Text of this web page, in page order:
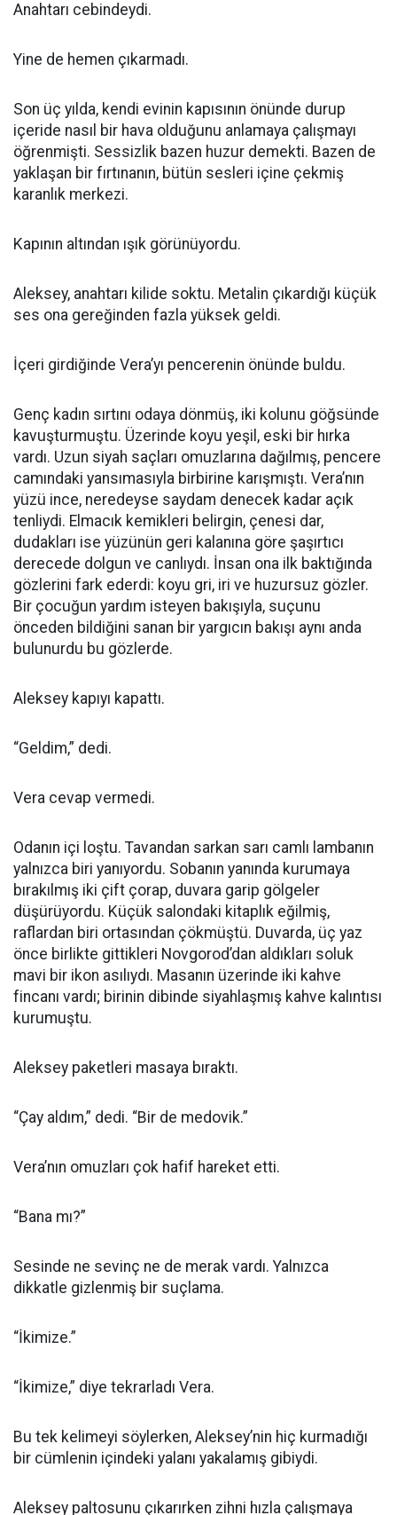
Anahtarı cebindeydi.
Yine de hemen çıkarmadı.
Son üç yılda, kendi evinin kapısının önünde durup
içeride nasıl bir hava olduğunu anlamaya çalışmayı
öğrenmişti. Sessizlik bazen huzur demekti. Bazen de
yaklaşan bir fırtınanın, bütün sesleri içine çekmiş
karanlık merkezi.
Kapının altından ışık görünüyordu.
Aleksey, anahtarı kilide soktu. Metalin çıkardığı küçük
ses ona gereğinden fazla yüksek geldi.
İçeri girdiğinde Vera’yı pencerenin önünde buldu.
Genç kadın sırtını odaya dönmüş, iki kolunu göğsünde
kavuşturmuştu. Üzerinde koyu yeşil, eski bir hırka
vardı. Uzun siyah saçları omuzlarına dağılmış, pencere
camındaki yansımasıyla birbirine karışmıştı. Vera’nın
yüzü ince, neredeyse saydam denecek kadar açık
tenliydi. Elmacık kemikleri belirgin, çenesi dar,
dudakları ise yüzünün geri kalanına göre şaşırtıcı
derecede dolgun ve canlıydı. İnsan ona ilk baktığında
gözlerini fark ederdi: koyu gri, iri ve huzursuz gözler.
Bir çocuğun yardım isteyen bakışıyla, suçunu
önceden bildiğini sanan bir yargıcın bakışı aynı anda
bulunurdu bu gözlerde.
Aleksey kapıyı kapattı.
“Geldim,” dedi.
Vera cevap vermedi.
Odanın içi loştu. Tavandan sarkan sarı camlı lambanın
yalnızca biri yanıyordu. Sobanın yanında kurumaya
bırakılmış iki çift çorap, duvara garip gölgeler
düşürüyordu. Küçük salondaki kitaplık eğilmiş,
raflardan biri ortasından çökmüştü. Duvarda, üç yaz
önce birlikte gittikleri Novgorod’dan aldıkları soluk
mavi bir ikon asılıydı. Masanın üzerinde iki kahve
fincanı vardı; birinin dibinde siyahlaşmış kahve kalıntısı
kurumuştu.
Aleksey paketleri masaya bıraktı.
“Çay aldım,” dedi. “Bir de medovik.”
Vera’nın omuzları çok hafif hareket etti.
“Bana mı?”
Sesinde ne sevinç ne de merak vardı. Yalnızca
dikkatle gizlenmiş bir suçlama.
“İkimize.”
“İkimize,” diye tekrarladı Vera.
Bu tek kelimeyi söylerken, Aleksey’nin hiç kurmadığı
bir cümlenin içindeki yalanı yakalamış gibiydi.
Aleksey paltosunu çıkarırken zihni hızla çalışmaya